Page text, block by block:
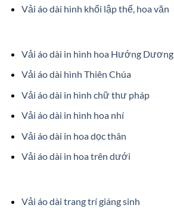
Vải áo dài hình khối lập thể, hoa văn
Vải áo dài in hình hoa Hướng Dương
Vải áo dài hình Thiên Chúa
Vải áo dài in hình chữ thư pháp
Vải áo dài in hình hoa nhí
Vải áo dài in hoa dọc thân
Vải áo dài in hoa trên dưới
Vải áo dài trang trí giáng sinh